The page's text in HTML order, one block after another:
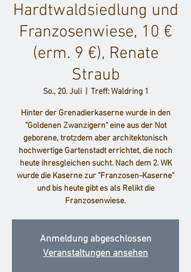
Hardtwaldsiedlung und
Franzosenwiese, 10 €
(erm. 9 €), Renate
Straub
So., 20. Juli
  |
Treff: Waldring 1
Hinter der Grenadierkaserne wurde in den
"Goldenen Zwanzigern" eine aus der Not
geborene, trotzdem aber architektonisch
hochwertige Gartenstadt errichtet, die noch
heute ihresgleichen sucht. Nach dem 2. WK
wurde die Kaserne zur "Franzosen-Kaserne"
und bis heute gibt es als Relikt die
Franzosenwiese.
Anmeldung abgeschlossen
Veranstaltungen ansehen